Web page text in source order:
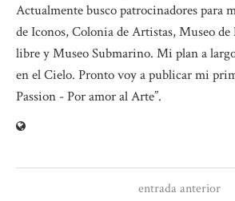
Actualmente busco patrocinadores para
de Iconos, Colonia de Artistas, Museo
libre y Museo Submarino. Mi plan a
en el Cielo. Pronto voy a publicar mi
Passion - Por amor al Arte”.
entrada anterior